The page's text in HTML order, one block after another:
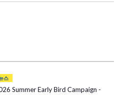
스
Summer Early Bird Campaign -